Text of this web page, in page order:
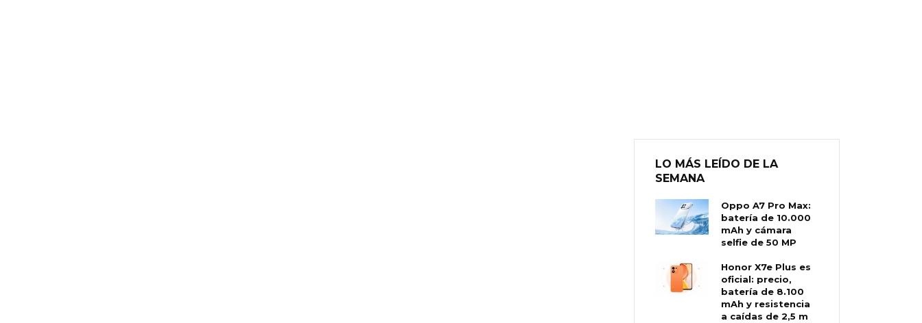
LO MÁS LEÍDO DE LA
SEMANA
Oppo A7 Pro Max:
batería de 10.000
mAh y cámara
selfie de 50 MP
Honor X7e Plus es
oficial: precio,
batería de 8.100
mAh y resistencia
a caídas de 2,5 m